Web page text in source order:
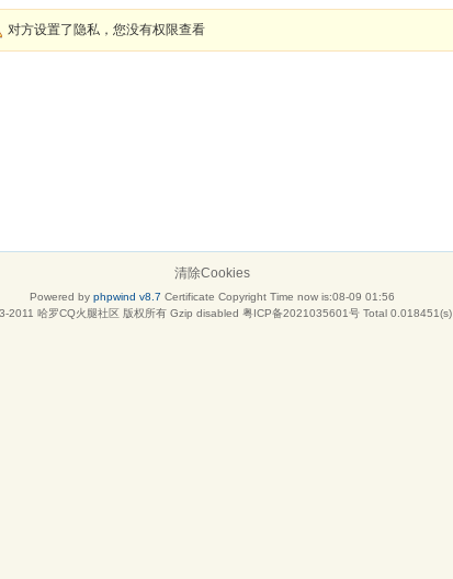
对方设置了隐私，您没有权限查看
清除Cookies
Powered by phpwind v8.7 Certificate Copyright Time now is:08-09 01:56
2011 哈罗CQ火腿社区 版权所有 Gzip disabled 粤ICP备2021035601号 Total 0.018451(s)